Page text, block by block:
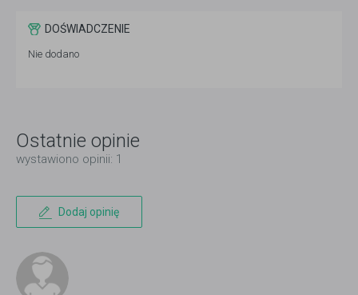
DOŚWIADCZENIE
Nie dodano
Ostatnie opinie
wystawiono opinii: 1
Dodaj opinię